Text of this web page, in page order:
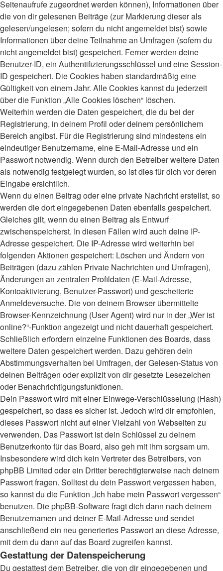
Seitenaufrufe zugeordnet werden können), Informationen über
die von dir gelesenen Beiträge (zur Markierung dieser als
gelesen/ungelesen; sofern du nicht angemeldet bist) sowie
Informationen über deine Teilnahme an Umfragen (sofern du
nicht angemeldet bist) gespeichert. Ferner werden deine
Benutzer-ID, ein Authentifizierungsschlüssel und eine Session-
ID gespeichert. Die Cookies haben standardmäßig eine
Gültigkeit von einem Jahr. Alle Cookies kannst du jederzeit
über die Funktion „Alle Cookies löschen“ löschen.
Weiterhin werden die Daten gespeichert, die du bei der
Registrierung, in deinem Profil oder deinem persönlichem
Bereich angibst. Für die Registrierung sind mindestens ein
eindeutiger Benutzername, eine E-Mail-Adresse und ein
Passwort notwendig. Wenn durch den Betreiber weitere Daten
als notwendig festgelegt wurden, so ist dies für dich vor deren
Eingabe ersichtlich.
Wenn du einen Beitrag oder eine private Nachricht erstellst, so
werden die dort eingegebenen Daten ebenfalls gespeichert.
Gleiches gilt, wenn du einen Beitrag als Entwurf
zwischenspeicherst. In diesen Fällen wird auch deine IP-
Adresse gespeichert. Die IP-Adresse wird weiterhin bei
folgenden Aktionen gespeichert: Löschen und Ändern von
Beiträgen (dazu zählen Private Nachrichten und Umfragen),
Änderungen an zentralen Profildaten (E-Mail-Adresse,
Kontoaktivierung, Benutzer-Passwort) und gescheiterte
Anmeldeversuche. Die von deinem Browser übermittelte
Browser-Kennzeichnung (User Agent) wird nur in der „Wer ist
online?“-Funktion angezeigt und nicht dauerhaft gespeichert.
Schließlich erfordern einzelne Funktionen des Boards, dass
weitere Daten gespeichert werden. Dazu gehören dein
Abstimmungsverhalten bei Umfragen, der Gelesen-Status von
deinen Beiträgen oder explizit von dir gesetzte Lesezeichen
oder Benachrichtigungsfunktionen.
Dein Passwort wird mit einer Einwege-Verschlüsselung (Hash)
gespeichert, so dass es sicher ist. Jedoch wird dir empfohlen,
dieses Passwort nicht auf einer Vielzahl von Webseiten zu
verwenden. Das Passwort ist dein Schlüssel zu deinem
Benutzerkonto für das Board, also geh mit ihm sorgsam um.
Insbesondere wird dich kein Vertreter des Betreibers, von
phpBB Limited oder ein Dritter berechtigterweise nach deinem
Passwort fragen. Solltest du dein Passwort vergessen haben,
so kannst du die Funktion „Ich habe mein Passwort vergessen“
benutzen. Die phpBB-Software fragt dich dann nach deinem
Benutzernamen und deiner E-Mail-Adresse und sendet
anschließend ein neu generiertes Passwort an diese Adresse,
mit dem du dann auf das Board zugreifen kannst.
Gestattung der Datenspeicherung
Du gestattest dem Betreiber, die von dir eingegebenen und